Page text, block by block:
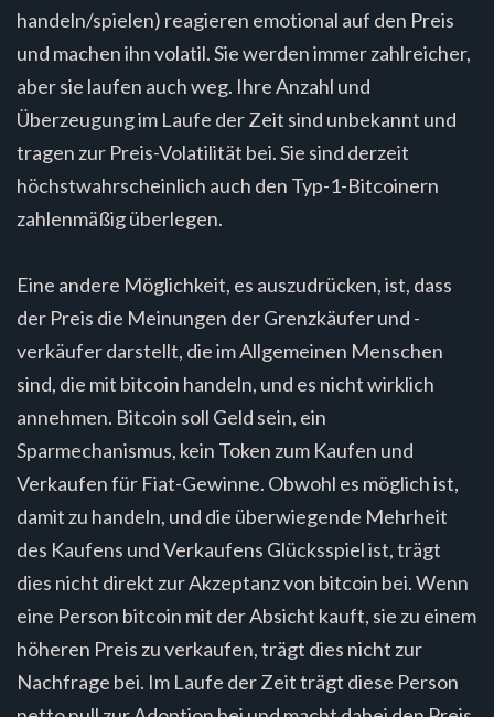
handeln/spielen) reagieren emotional auf den Preis
und machen ihn volatil. Sie werden immer zahlreicher,
aber sie laufen auch weg. Ihre Anzahl und
Überzeugung im Laufe der Zeit sind unbekannt und
tragen zur Preis-Volatilität bei. Sie sind derzeit
höchstwahrscheinlich auch den Typ-1-Bitcoinern
zahlenmäßig überlegen.
Eine andere Möglichkeit, es auszudrücken, ist, dass
der Preis die Meinungen der Grenzkäufer und -
verkäufer darstellt, die im Allgemeinen Menschen
sind, die mit bitcoin handeln, und es nicht wirklich
annehmen. Bitcoin soll Geld sein, ein
Sparmechanismus, kein Token zum Kaufen und
Verkaufen für Fiat-Gewinne. Obwohl es möglich ist,
damit zu handeln, und die überwiegende Mehrheit
des Kaufens und Verkaufens Glücksspiel ist, trägt
dies nicht direkt zur Akzeptanz von bitcoin bei. Wenn
eine Person bitcoin mit der Absicht kauft, sie zu einem
höheren Preis zu verkaufen, trägt dies nicht zur
Nachfrage bei. Im Laufe der Zeit trägt diese Person